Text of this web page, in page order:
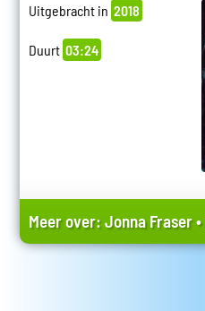
Uitgebracht in 2018
Duurt 03:24
Meer over:Jonna Fraser•